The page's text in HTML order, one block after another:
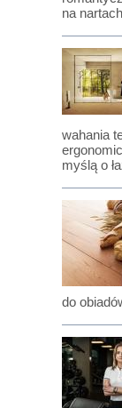
na
wahania
myślą o
do